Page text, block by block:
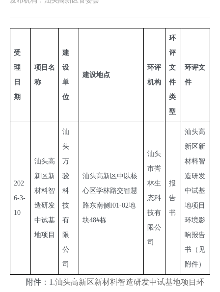
受
理
日
期
项目名
称
建
设
单
位
建设地点
环评
机构
环
评
文
件
类
型
环评文
件
202
6-3-
10
汕头高
新区新
材料智
造研发
中试基
地项目
汕
头
万
骏
科
技
有
限
公
司
汕头高新区中以核
心区学林路交智慧
路东南侧I01-02地
块48#栋
汕头
市誉
林生
态科
技有
限公
司
报
告
书
汕头高
新区新
材料智
造研发
中试基
地项目
环境影
响报告
书（见
附件）
附件：1.汕头高新区新材料智造研发中试基地项目环